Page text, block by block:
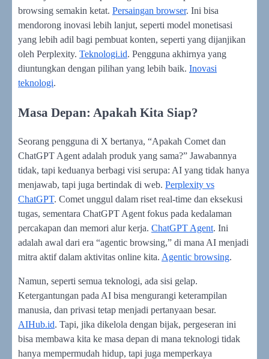
browsing semakin ketat. Persaingan browser. Ini bisa
mendorong inovasi lebih lanjut, seperti model monetisasi
yang lebih adil bagi pembuat konten, seperti yang dijanjikan
oleh Perplexity. Teknologi.id. Pengguna akhirnya yang
diuntungkan dengan pilihan yang lebih baik. Inovasi
teknologi.
Masa Depan: Apakah Kita Siap?
Seorang pengguna di X bertanya, “Apakah Comet dan
ChatGPT Agent adalah produk yang sama?” Jawabannya
tidak, tapi keduanya berbagi visi serupa: AI yang tidak hanya
menjawab, tapi juga bertindak di web. Perplexity vs
ChatGPT. Comet unggul dalam riset real-time dan eksekusi
tugas, sementara ChatGPT Agent fokus pada kedalaman
percakapan dan memori alur kerja. ChatGPT Agent. Ini
adalah awal dari era “agentic browsing,” di mana AI menjadi
mitra aktif dalam aktivitas online kita. Agentic browsing.
Namun, seperti semua teknologi, ada sisi gelap.
Ketergantungan pada AI bisa mengurangi keterampilan
manusia, dan privasi tetap menjadi pertanyaan besar.
AIHub.id. Tapi, jika dikelola dengan bijak, pergeseran ini
bisa membawa kita ke masa depan di mana teknologi tidak
hanya mempermudah hidup, tapi juga memperkaya